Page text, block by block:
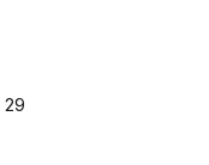
29